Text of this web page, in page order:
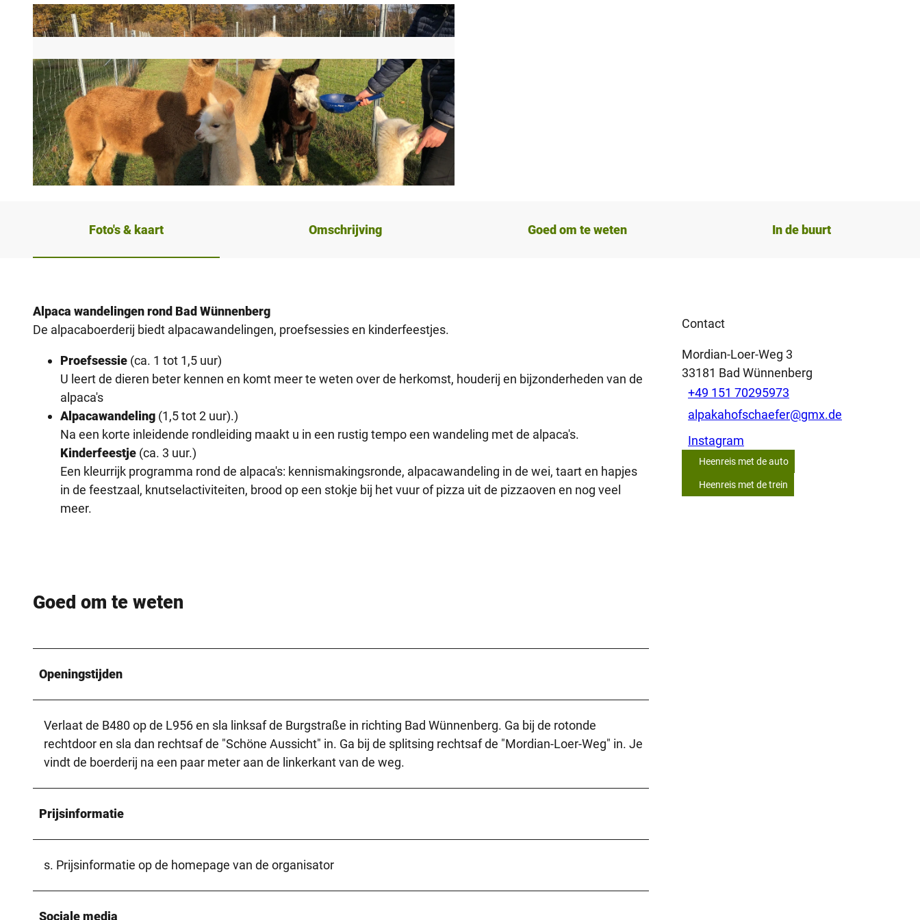
Foto's & kaart Omschrijving Goed om te weten In de buurt
Alpaca wandelingen rond Bad Wünnenberg
De alpacaboerderij biedt alpacawandelingen, proefsessies en kinderfeestjes.
Proefsessie (ca. 1 tot 1,5 uur)
U leert de dieren beter kennen en komt meer te weten over de herkomst, houderij en bijzonderheden van de
alpaca's
Alpacawandeling (1,5 tot 2 uur).)
Na een korte inleidende rondleiding maakt u in een rustig tempo een wandeling met de alpaca's.
Kinderfeestje (ca. 3 uur.)
Een kleurrijk programma rond de alpaca's: kennismakingsronde, alpacawandeling in de wei, taart en hapjes
in de feestzaal, knutselactiviteiten, brood op een stokje bij het vuur of pizza uit de pizzaoven en nog veel
meer.
Goed om te weten
Openingstijden
Verlaat de B480 op de L956 en sla linksaf de Burgstraße in richting Bad Wünnenberg. Ga bij de rotonde
rechtdoor en sla dan rechtsaf de "Schöne Aussicht" in. Ga bij de splitsing rechtsaf de "Mordian-Loer-Weg" in. Je
vindt de boerderij na een paar meter aan de linkerkant van de weg.
Prijsinformatie
s. Prijsinformatie op de homepage van de organisator
Sociale media
Contact
Mordian-Loer-Weg 3
33181 Bad Wünnenberg
+49 151 70295973
alpakahofschaefer@gmx.de
Instagram
Heenreis met de auto
Heenreis met de trein